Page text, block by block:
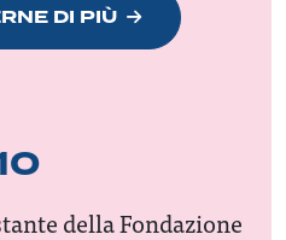
DI PIÙ
della Fondazione